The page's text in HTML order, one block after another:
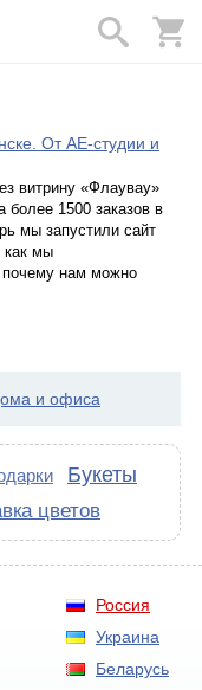
От АЕ-студии и
витрину «Флаувау»
1500 заказов в
мы запустили сайт
как мы
нам можно
и офиса
Букеты
цветов
Россия
Украина
Беларусь